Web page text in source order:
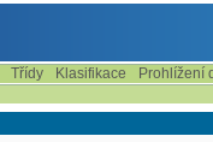
Třídy Klasifikace
Prohlížení